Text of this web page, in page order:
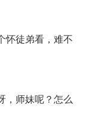
徒弟看，难不
师妹呢？怎么